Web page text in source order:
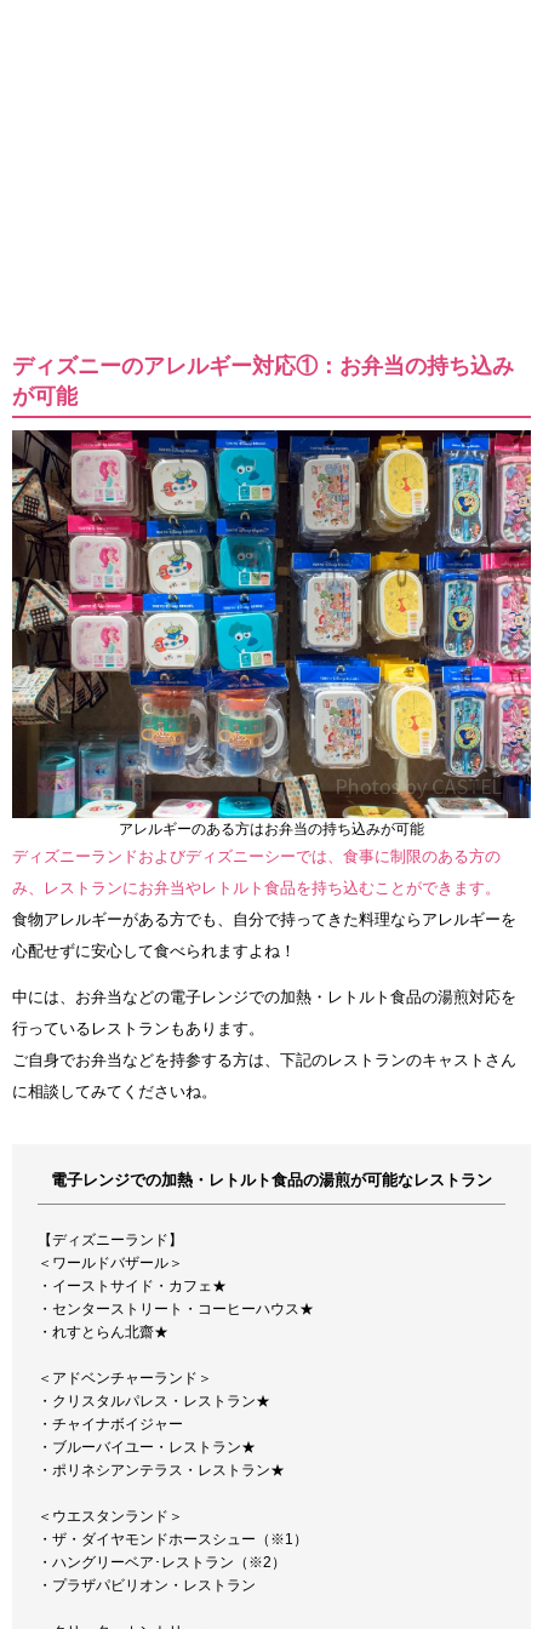
ディズニーのアレルギー対応①：お弁当の持ち込み
が可能
アレルギーのある方はお弁当の持ち込みが可能
ディズニーランドおよびディズニーシーでは、食事に制限のある方の
み、レストランにお弁当やレトルト食品を持ち込むことができます。
食物アレルギーがある方でも、自分で持ってきた料理ならアレルギーを
心配せずに安心して食べられますよね！
中には、お弁当などの電子レンジでの加熱・レトルト食品の湯煎対応を
行っているレストランもあります。
ご自身でお弁当などを持参する方は、下記のレストランのキャストさん
に相談してみてくださいね。
電子レンジでの加熱・レトルト食品の湯煎が可能なレストラン
【ディズニーランド】
＜ワールドバザール＞
・イーストサイド・カフェ★
・センターストリート・コーヒーハウス★
・れすとらん北齋★
＜アドベンチャーランド＞
・クリスタルパレス・レストラン★
・チャイナボイジャー
・ブルーバイユー・レストラン★
・ポリネシアンテラス・レストラン★
＜ウエスタンランド＞
・ザ・ダイヤモンドホースシュー（※1）
・ハングリーベア･レストラン（※2）
・プラザパビリオン・レストラン